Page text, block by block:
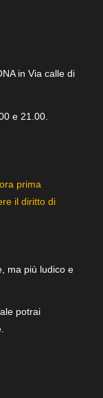
in Via calle di
e 21.00.
prima
il diritto di
ma più ludico e
potrai